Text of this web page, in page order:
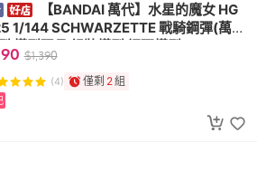
【BANDAI 萬代】水星的魔女 HG
1/144 SCHWARZETTE 戰騎鋼彈(萬代
模型玩具 組裝模型 鋼彈模型)
$1,390
(4) 僅剩 2組